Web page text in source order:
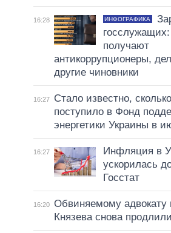
16:28 ИНФОГРАФИКА
госслужащих:
получают
антикоррупционеры,
другие чиновники
16:27
Стало известно,
поступило в Фонд
энергетики Украины в
16:27
Инфляция в
ускорилась
Госстат
16:20 Обвиняемому адвокату
Князева снова